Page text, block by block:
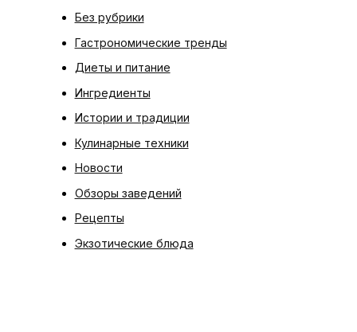
Без рубрики
Гастрономические тренды
Диеты и питание
Ингредиенты
Истории и традиции
Кулинарные техники
Новости
Обзоры заведений
Рецепты
Экзотические блюда